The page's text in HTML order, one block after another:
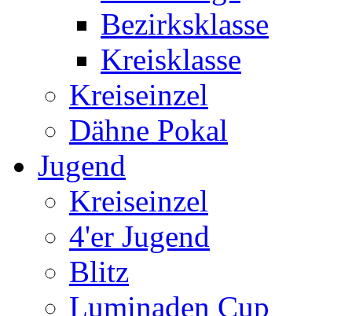
Bezirksklasse
Kreisklasse
Kreiseinzel
Dähne Pokal
Jugend
Kreiseinzel
4'er Jugend
Blitz
Luminaden Cup